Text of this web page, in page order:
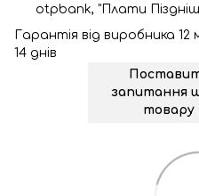
otpbank, "Плати
Гарантія від виробника 12
14 днів
запитання
товару